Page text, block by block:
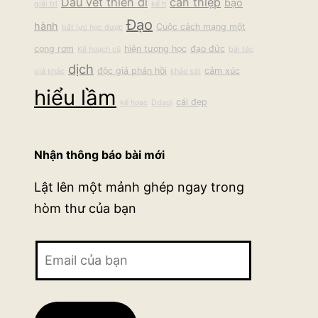
giải trí kế h
bạo
hành bất lực học được Đạo Cuộc cách mạng một
cọng rơm Kế hoạch cũ hiện tượng học đạo đức bài tác
giả khác dịch độc giả phản hồi khảo sát cảm xúc
hiểu lầm kế hoac Ddaoj cái đẹp
Nhận thông báo bài mới
Lật lên một mảnh ghép ngay trong
hòm thư của bạn